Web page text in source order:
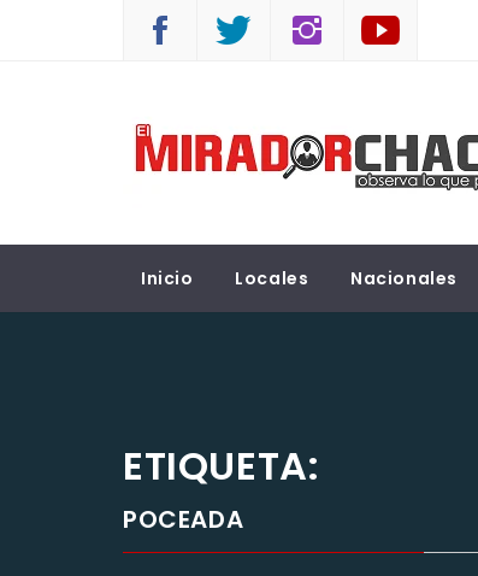
EL MIRADOR CHACO
Inicio Locales Nacionales
ETIQUETA:
POCEADA